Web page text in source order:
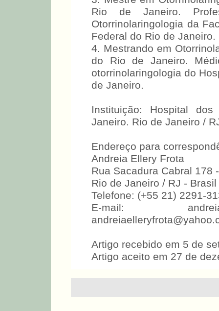
Rio de Janeiro.
Otorrinolaringologia da
Federal do Rio de Janeiro.
4. Mestrando em
do Rio de Janeiro.
otorrinolaringologia do
de Janeiro.
Instituição: Hospital
Janeiro. Rio de Janeiro /
Endereço para
Andreia Ellery Frota
Rua Sacadura Cabral 178
Rio de Janeiro / RJ -
Telefone: (+55 21) 2291-
E-mail:
Artigo recebido em 5 de
Artigo aceito em 27 de